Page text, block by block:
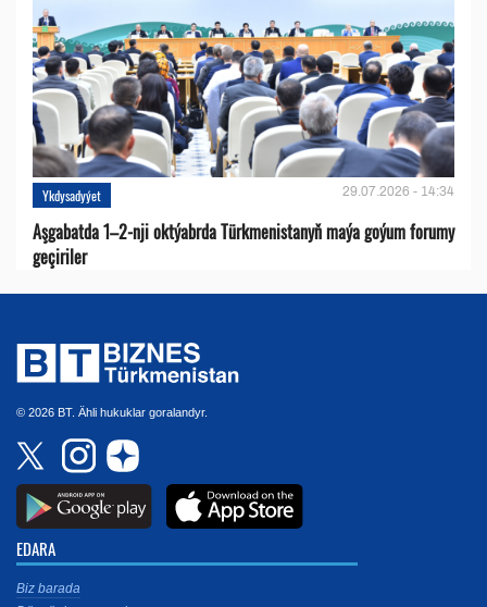
Ykdysadyýet 29.07.2026 - 14:34
Aşgabatda 1–2-nji oktýabrda Türkmenistanyň maýa goýum forumy
geçiriler
© 2026 BT. Ähli hukuklar goralandyr.
EDARA
Biz barada